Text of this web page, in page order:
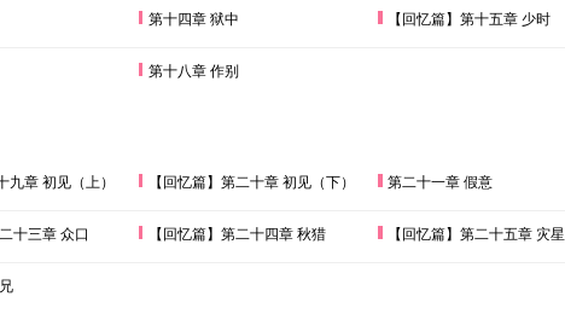
第十四章 狱中 【回忆篇】第十五章 少时
第十八章 作别
九章 初见（上） 【回忆篇】第二十章 初见（下） 第二十一章 假意
十三章 众口 【回忆篇】第二十四章 秋猎 【回忆篇】第二十五章 灾星